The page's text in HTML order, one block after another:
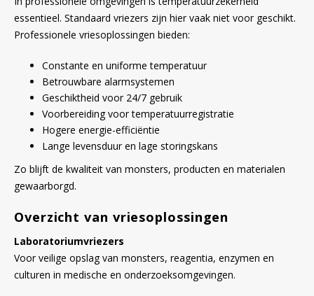
essentieel. Standaard vriezers zijn hier vaak niet voor geschikt.
Professionele vriesoplossingen bieden:
Constante en uniforme temperatuur
Betrouwbare alarmsystemen
Geschiktheid voor 24/7 gebruik
Voorbereiding voor temperatuurregistratie
Hogere energie-efficiëntie
Lange levensduur en lage storingskans
Zo blijft de kwaliteit van monsters, producten en materialen
gewaarborgd.
Overzicht van vriesoplossingen
Laboratoriumvriezers
Voor veilige opslag van monsters, reagentia, enzymen en
culturen in medische en onderzoeksomgevingen.